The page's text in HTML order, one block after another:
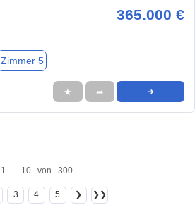
365.000 €
Zimmer 5
★ ➦ ➜
1 - 10 von 300
3 4 5 ❯ ❯❯